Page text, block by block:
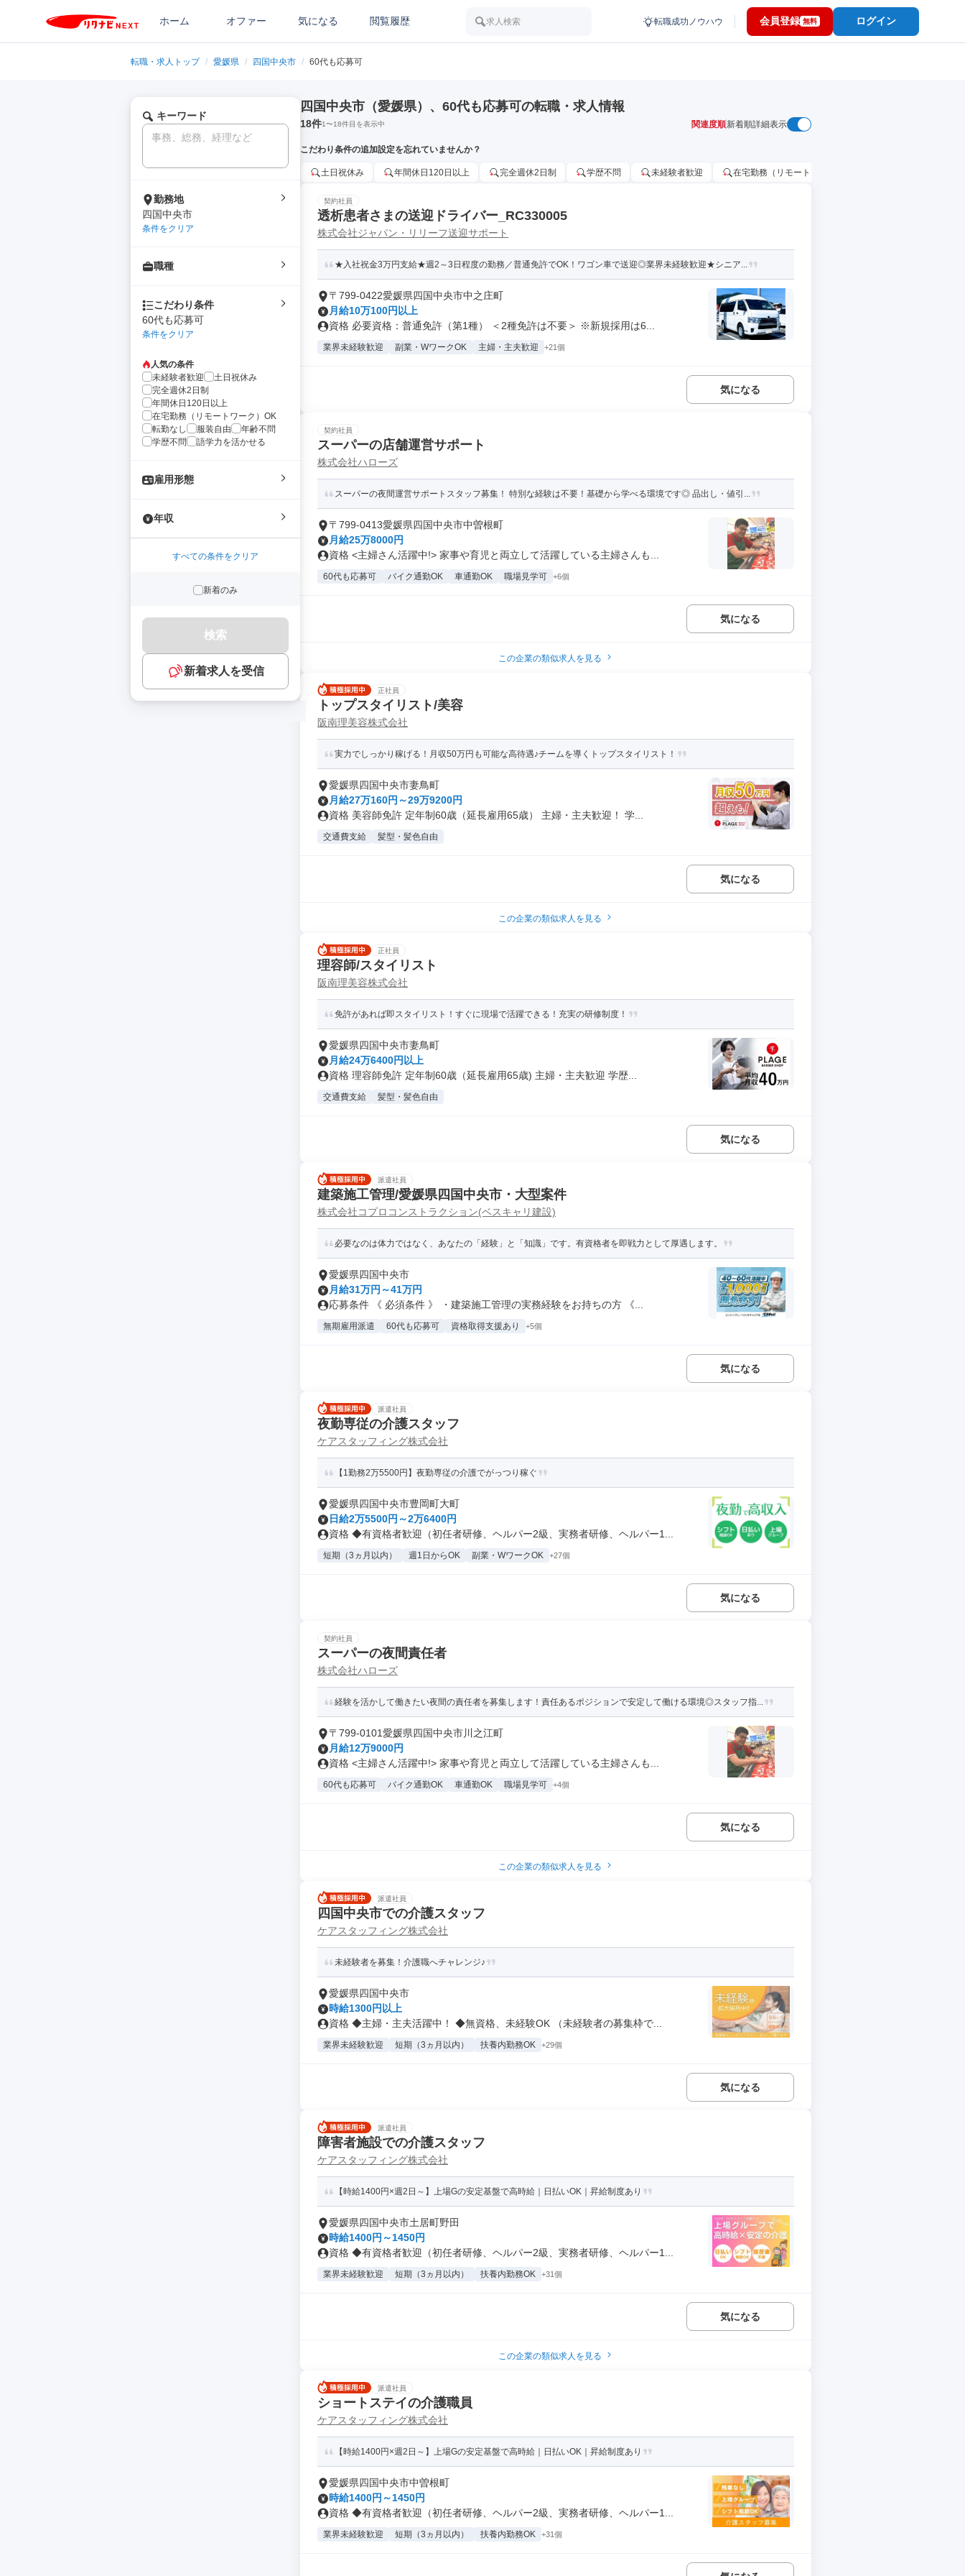
ホーム オファー 気になる 閲覧履歴 求人検索 転職成功ノウハウ 会員登録 無料 ログイン
転職・求人トップ / 愛媛県 / 四国中央市 / 60代も応募可
キーワード
勤務地
四国中央市
条件をクリア
職種
こだわり条件
60代も応募可
条件をクリア
人気の条件
未経験者歓迎
土日祝休み
完全週休2日制
年間休日120日以上
在宅勤務（リモートワーク）OK
転勤なし
服装自由
年齢不問
学歴不問
語学力を活かせる
雇用形態
年収
すべての条件をクリア
新着のみ
検索
新着求人を受信
四国中央市（愛媛県）、60代も応募可の転職・求人情報
18件1〜18件目を表示中 関連度順新着順詳細表示
こだわり条件の追加設定を忘れていませんか？
土日祝休み 年間休日120日以上 完全週休2日制 学歴不問 未経験者歓迎 在宅勤務（リモートワーク）OK
契約社員
透析患者さまの送迎ドライバー_RC330005
株式会社ジャパン・リリーフ送迎サポート
★入社祝金3万円支給★週2～3日程度の勤務／普通免許でOK！ワゴン車で送迎◎業界未経験歓迎★シニア...
〒799-0422愛媛県四国中央市中之庄町
月給10万100円以上
資格 必要資格：普通免許（第1種） ＜2種免許は不要＞ ※新規採用は6...
業界未経験歓迎 副業・WワークOK 主婦・主夫歓迎 +21個
気になる
契約社員
スーパーの店舗運営サポート
株式会社ハローズ
スーパーの夜間運営サポートスタッフ募集！ 特別な経験は不要！基礎から学べる環境です◎ 品出し・値引...
〒799-0413愛媛県四国中央市中曽根町
月給25万8000円
資格 <主婦さん活躍中!> 家事や育児と両立して活躍している主婦さんも...
60代も応募可 バイク通勤OK 車通勤OK 職場見学可 +6個
気になる
この企業の類似求人を見る
正社員
トップスタイリスト/美容
阪南理美容株式会社
実力でしっかり稼げる！月収50万円も可能な高待遇♪チームを導くトップスタイリスト！
愛媛県四国中央市妻鳥町
月給27万160円～29万9200円
資格 美容師免許 定年制60歳（延長雇用65歳） 主婦・主夫歓迎！ 学...
交通費支給 髪型・髪色自由
気になる
この企業の類似求人を見る
正社員
理容師/スタイリスト
阪南理美容株式会社
免許があれば即スタイリスト！すぐに現場で活躍できる！充実の研修制度！
愛媛県四国中央市妻鳥町
月給24万6400円以上
資格 理容師免許 定年制60歳（延長雇用65歳) 主婦・主夫歓迎 学歴...
交通費支給 髪型・髪色自由
気になる
派遣社員
建築施工管理/愛媛県四国中央市・大型案件
株式会社コプロコンストラクション(ベスキャリ建設)
必要なのは体力ではなく、あなたの「経験」と「知識」です。有資格者を即戦力として厚遇します。
愛媛県四国中央市
月給31万円～41万円
応募条件 《 必須条件 》 ・建築施工管理の実務経験をお持ちの方 《...
無期雇用派遣 60代も応募可 資格取得支援あり +5個
気になる
派遣社員
夜勤専従の介護スタッフ
ケアスタッフィング株式会社
【1勤務2万5500円】夜勤専従の介護でがっつり稼ぐ
愛媛県四国中央市豊岡町大町
日給2万5500円～2万6400円
資格 ◆有資格者歓迎（初任者研修、ヘルパー2級、実務者研修、ヘルパー1...
短期（3ヵ月以内） 週1日からOK 副業・WワークOK +27個
気になる
契約社員
スーパーの夜間責任者
株式会社ハローズ
経験を活かして働きたい夜間の責任者を募集します！責任あるポジションで安定して働ける環境◎スタッフ指...
〒799-0101愛媛県四国中央市川之江町
月給12万9000円
資格 <主婦さん活躍中!> 家事や育児と両立して活躍している主婦さんも...
60代も応募可 バイク通勤OK 車通勤OK 職場見学可 +4個
気になる
この企業の類似求人を見る
派遣社員
四国中央市での介護スタッフ
ケアスタッフィング株式会社
未経験者を募集！介護職へチャレンジ♪
愛媛県四国中央市
時給1300円以上
資格 ◆主婦・主夫活躍中！ ◆無資格、未経験OK （未経験者の募集枠で...
業界未経験歓迎 短期（3ヵ月以内） 扶養内勤務OK +29個
気になる
派遣社員
障害者施設での介護スタッフ
ケアスタッフィング株式会社
【時給1400円×週2日～】上場Gの安定基盤で高時給｜日払いOK｜昇給制度あり
愛媛県四国中央市土居町野田
時給1400円～1450円
資格 ◆有資格者歓迎（初任者研修、ヘルパー2級、実務者研修、ヘルパー1...
業界未経験歓迎 短期（3ヵ月以内） 扶養内勤務OK +31個
気になる
この企業の類似求人を見る
派遣社員
ショートステイの介護職員
ケアスタッフィング株式会社
【時給1400円×週2日～】上場Gの安定基盤で高時給｜日払いOK｜昇給制度あり
愛媛県四国中央市中曽根町
時給1400円～1450円
資格 ◆有資格者歓迎（初任者研修、ヘルパー2級、実務者研修、ヘルパー1...
業界未経験歓迎 短期（3ヵ月以内） 扶養内勤務OK +31個